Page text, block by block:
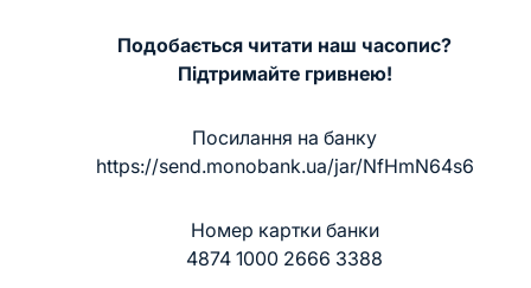
Подобається читати наш часопис?
Підтримайте гривнею!
Посилання на банку
https://send.monobank.ua/jar/NfHmN64s6
Номер картки банки
4874 1000 2666 3388